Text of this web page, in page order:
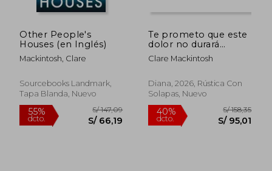
55%
dcto.
S/ 137,95 55%
dcto.
Other People's
Houses (en Inglés)
Mackintosh, Clare
Sourcebooks Landmark,
Tapa Blanda, Nuevo
Te prometo que este
dolor no durará
siempre
Clare Mackintosh
Diana, 2026, Rústica Con
Solapas, Nuevo